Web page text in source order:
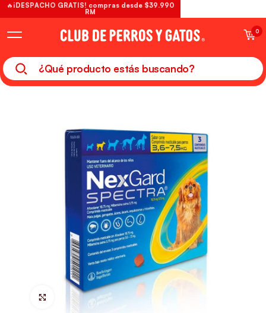
0
Hacer Zoom
🔥¡DESPACHO GRATIS! compras desde $39.990
RM